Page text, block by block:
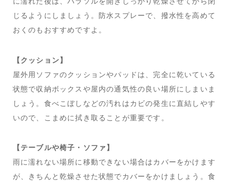
じるようにしましょう。防水スプレーで、撥水性を高めて
おくのもおすすめですよ。
【クッション】
屋外用ソファのクッションやパッドは、完全に乾いている
状態で収納ボックスや屋内の通気性の良い場所にしまいま
しょう。食べこぼしなどの汚れはカビの発生に直結しやす
いので、こまめに拭き取ることが重要です。
【テーブルや椅子・ソファ】
雨に濡れない場所に移動できない場合はカバーをかけます
が、きちんと乾燥させた状態でカバーをかけましょう。食